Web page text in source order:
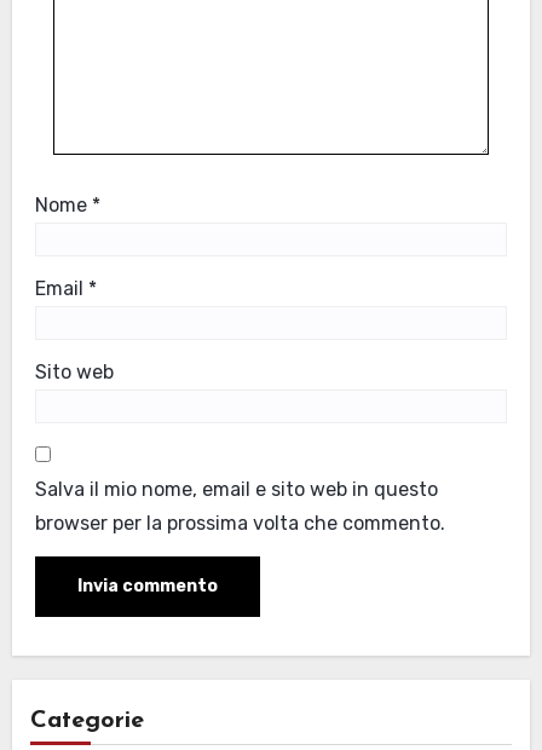
Nome *
Email *
Sito web
Salva il mio nome, email e sito web in questo
browser per la prossima volta che commento.
Categorie